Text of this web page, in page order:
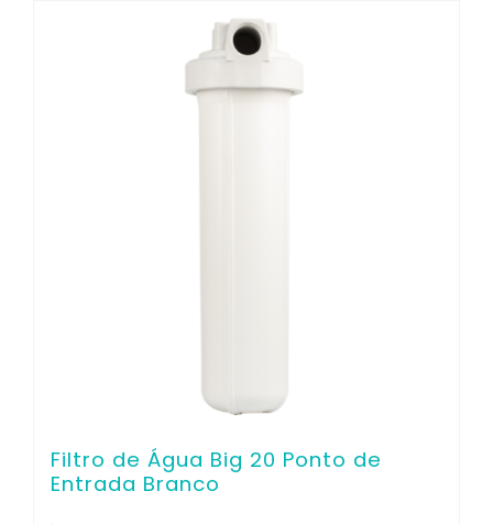
Filtro de Água Big 20 Ponto de
Entrada Branco